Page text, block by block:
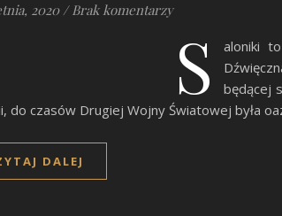
2020 / Brak komentarzy
S
aloniki
będącej
do czasów Drugiej Wojny Światowej była
DALEJ